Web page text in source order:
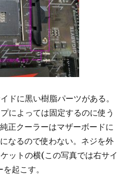
ドに黒い樹脂パーツがある。
によっては固定するのに使う
正クーラーはマザーボードに
なるので使わない。ネジを外
ットの横(この写真では右サイ
起こす。